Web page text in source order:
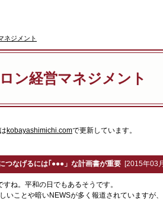
ネジメント
ン経営マネジメント
kobayashimichi.comで更新しています。
つなげるには｢●●●」な計画書が重要 [2015年03
ね。平和の日でもあるそうです。
いことや暗いNEWSが多く報道されていますが